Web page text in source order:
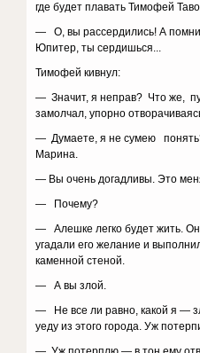
где будет плавать Тимофей
— О, вы рассердились! А
Юпитер, ты сердишься...
Тимофей кивнул:
— Значит, я неправ? Что же,
замолчал, упорно
— Думаете, я не сумею
Марина.
— Вы очень догадливы. Это
— Почему?
— Алешке легко будет жить. Он
угадали его желание и
каменной стеной.
— А вы злой.
— Не все ли равно, какой я —
уеду из этого города. Уж